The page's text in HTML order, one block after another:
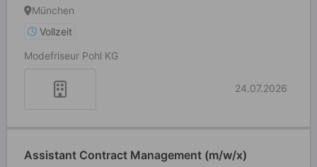
München
Vollzeit
Modefriseur Pohl KG
24.07.2026
Assistant Contract Management (m/w/x)